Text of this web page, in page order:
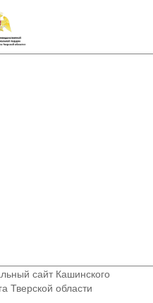
сайт Кашинского
Тверской области